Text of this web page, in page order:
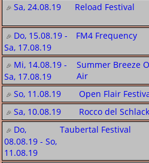
Sa, 24.08.19
Reload Festival
Do, 15.08.19 -
Sa, 17.08.19
FM4 Frequency
Mi, 14.08.19 -
Sa, 17.08.19
Summer Breeze
Air
So, 11.08.19
Open Flair
Sa, 10.08.19
Rocco del
Do,
08.08.19 - So,
11.08.19
Taubertal Festival